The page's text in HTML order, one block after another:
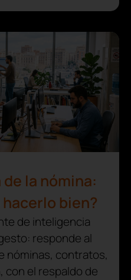
la nómina:
bien?
de inteligencia
responde al
nóminas, contratos,
el respaldo de